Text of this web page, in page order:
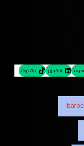
لينكد إن تيك توك